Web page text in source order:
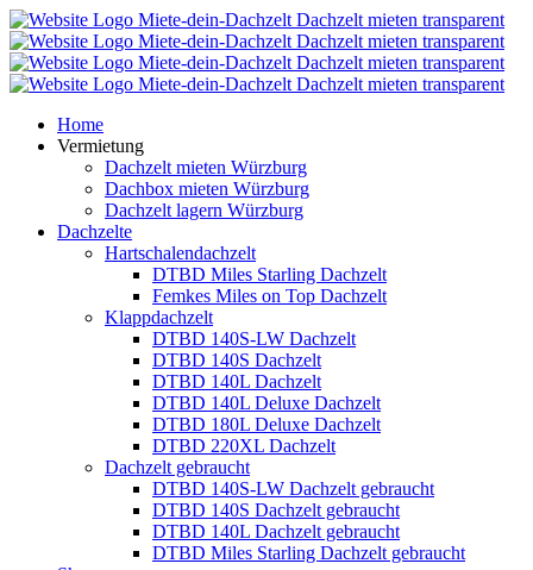
Home
Vermietung
Dachzelt mieten Würzburg
Dachbox mieten Würzburg
Dachzelt lagern Würzburg
Dachzelte
Hartschalendachzelt
DTBD Miles Starling Dachzelt
Femkes Miles on Top Dachzelt
Klappdachzelt
DTBD 140S-LW Dachzelt
DTBD 140S Dachzelt
DTBD 140L Dachzelt
DTBD 140L Deluxe Dachzelt
DTBD 180L Deluxe Dachzelt
DTBD 220XL Dachzelt
Dachzelt gebraucht
DTBD 140S-LW Dachzelt gebraucht
DTBD 140S Dachzelt gebraucht
DTBD 140L Dachzelt gebraucht
DTBD Miles Starling Dachzelt gebraucht